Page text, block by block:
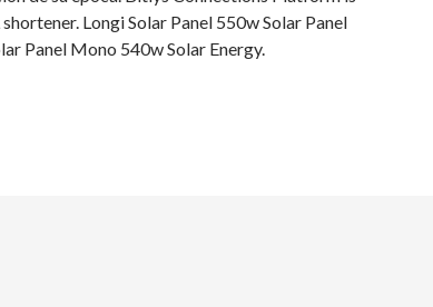
Longi Solar Panel 550w Solar Panel
Panel Mono 540w Solar Energy.